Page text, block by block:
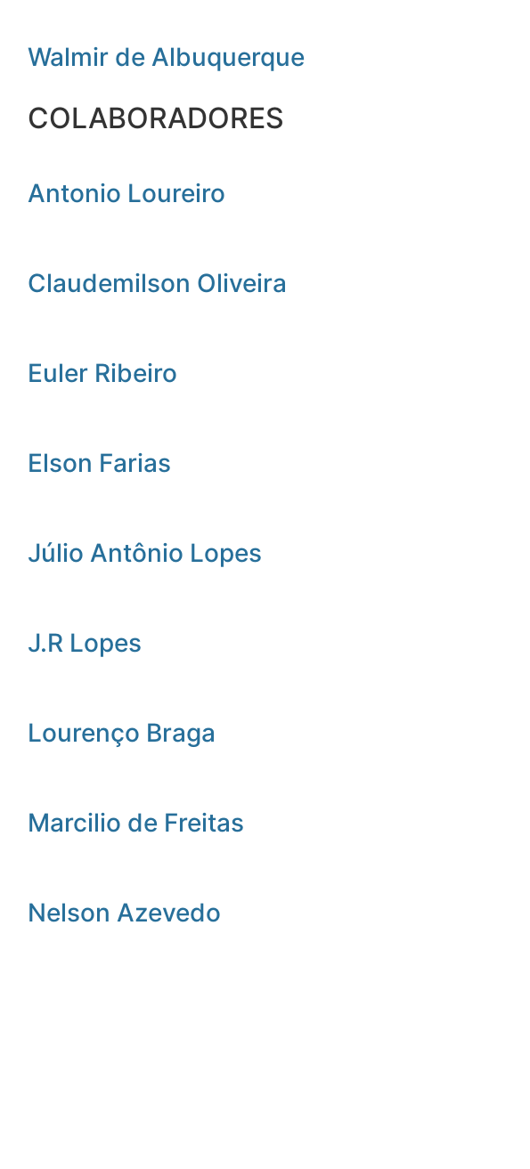
Walmir de Albuquerque
COLABORADORES
Antonio Loureiro
Claudemilson Oliveira
Euler Ribeiro
Elson Farias
Júlio Antônio Lopes
J.R Lopes
Lourenço Braga
Marcilio de Freitas
Nelson Azevedo